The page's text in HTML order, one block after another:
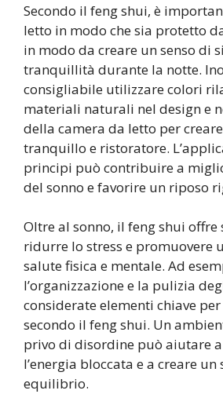
Secondo il feng shui, è
letto in modo che sia protetto
in modo da creare un senso di
tranquillità durante la notte.
consigliabile utilizzare colori
materiali naturali nel design e
della camera da letto per
tranquillo e ristoratore.
principi può contribuire a
del sonno e favorire un riposo
Oltre al sonno, il feng shui
ridurre lo stress e promuovere
salute fisica e mentale. Ad
l’organizzazione e la pulizia
considerate elementi chiave
secondo il feng shui. Un
privo di disordine può aiutare
l’energia bloccata e a creare un
equilibrio.